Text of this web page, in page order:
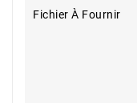
Fichier À Fournir